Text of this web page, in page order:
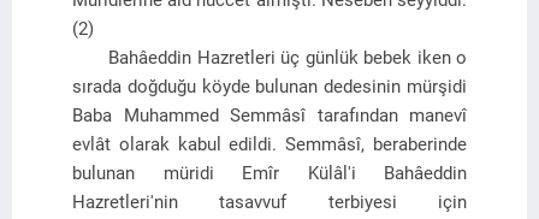
(2)
Bahâeddin Hazretleri üç günlük bebek iken o
sırada doğduğu köyde bulunan dedesinin mürşidi
Baba Muhammed Semmâsî tarafından manevî
evlât olarak kabul edildi. Semmâsî, beraberinde
bulunan müridi Emîr Külâl'i Bahâeddin
Hazretleri'nin tasavvuf terbiyesi için